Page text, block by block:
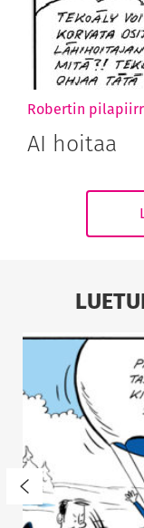
Robertin
AI hoitaa